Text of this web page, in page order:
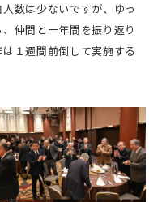
数は少ないですが、ゆっ
仲間と一年間を振り返り
１週間前倒して実施する